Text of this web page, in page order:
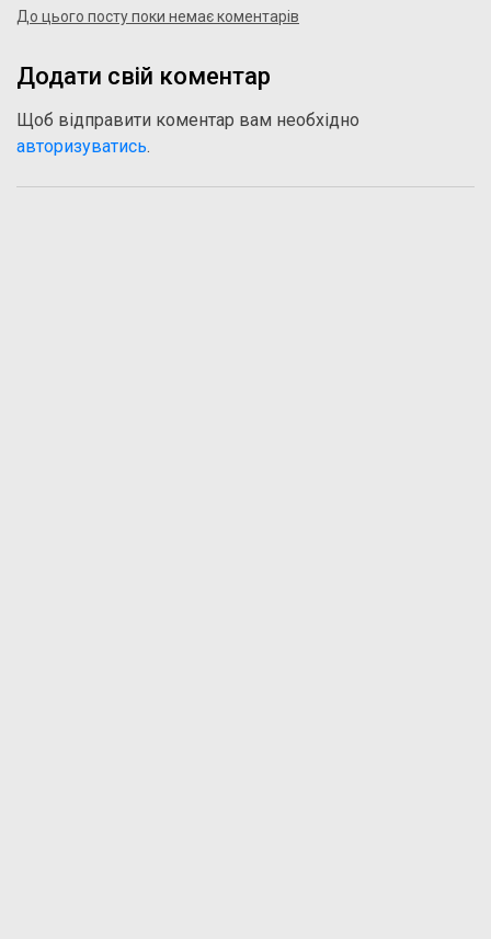
До цього посту поки немає коментарів
Додати свій коментар
Щоб відправити коментар вам необхідно
авторизуватись.